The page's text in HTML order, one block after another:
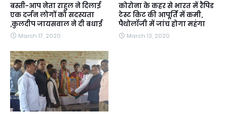
बस्ती-आप नेता राहुल ने दिलाई
एक दर्जन लोगों को सदस्यता
,कुलदीप जायसवाल ने दी बधाई
March 17, 2020
कोरोना के कहर से भारत में रैपिड
टेस्ट किट की आपूर्ति में कमी,
पैथोलॉजी में जांच होगा महंगा
March 13, 2020